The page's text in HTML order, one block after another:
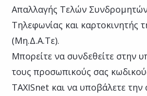
Απαλλαγής Τελών
Τηλεφωνίας και καρτοκινητής
(Μη.Δ.Α.Τε).
Μπορείτε να συνδεθείτε στην
τους προσωπικούς σας
TAXISnet και να υποβάλετε την